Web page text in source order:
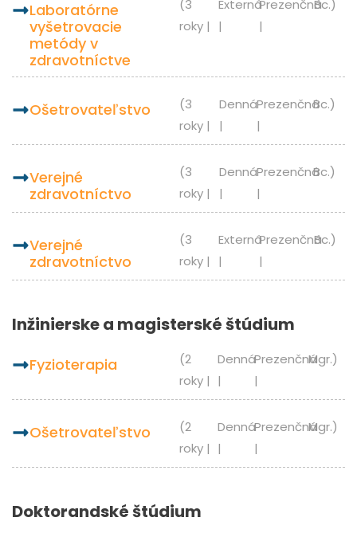
laboratórne
vyšetrovacie
metódy v
zdravotníctve
(3
roky |
Externá
|
Prezenčná
|
Bc.)
ošetrovateľstvo
(3
roky |
Denná
|
Prezenčná
|
Bc.)
verejné
zdravotníctvo
(3
roky |
Denná
|
Prezenčná
|
Bc.)
verejné
zdravotníctvo
(3
roky |
Externá
|
Prezenčná
|
Bc.)
Inžinierske a magisterské štúdium
fyzioterapia
(2
roky |
Denná
|
Prezenčná
|
Mgr.)
ošetrovateľstvo
(2
roky |
Denná
|
Prezenčná
|
Mgr.)
Doktorandské štúdium